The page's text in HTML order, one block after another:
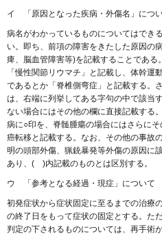
イ 「原因となった疾病・外傷名」につ
病名がわかっているものについてはでき
い。即ち、前項の障害をきたした原因の
痺、脳血管障害等)を記載することであ
「慢性関節リウマチ」と記載し、体幹運
であるとか「脊椎側弯症」と記載する。
は、右端に列挙してある字句の中で該当
ない場合にはその他の欄に直接記載する
病に○印を、脊髄腫瘍の場合にはさらに
癌転移と記載する。なお、その他の事故
明の頭部外傷、猟銃暴発等外傷の原因に
あり、( )内記載のものとは区別する。
ウ 「参考となる経過・現症」について
初発症状から症状固定に至るまでの治療
の終了日をもって症状の固定とする。た
判定の下されるものについては、再手術